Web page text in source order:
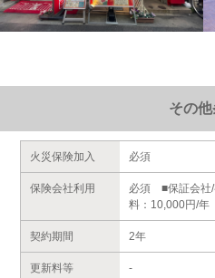
その
火災保険加入 必須
保険会社利用
必須 ■保証会社/
料：10,000円/年
契約期間 2年
更新料等 -